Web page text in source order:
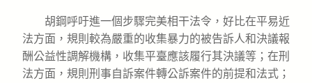
胡鋼呼吁進一個步驟完美相干法令，好比在平易近
法方面，規則較為嚴重的收集暴力的被告訴人和決議報
酬公益性調解機構，收集平臺應該履行其決議等；在刑
法方面，規則刑事自訴案件轉公訴案件的前提和法式；